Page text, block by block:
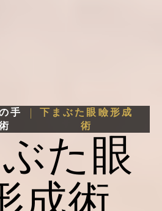
手
| 下まぶた眼瞼形成
術
た眼